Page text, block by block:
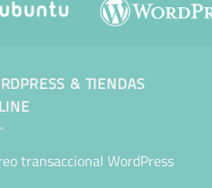
& TIENDAS
transaccional WordPress